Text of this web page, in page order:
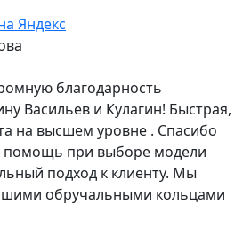
Яндекс
благодарность
Васильев и Кулагин! Быстрая,
на высшем уровне . Спасибо
помощь при выборе модели
подход к клиенту. Мы
обручальными кольцами